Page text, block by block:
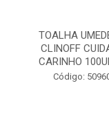
TOALHA
CLINOFF
CARINHO
Código: